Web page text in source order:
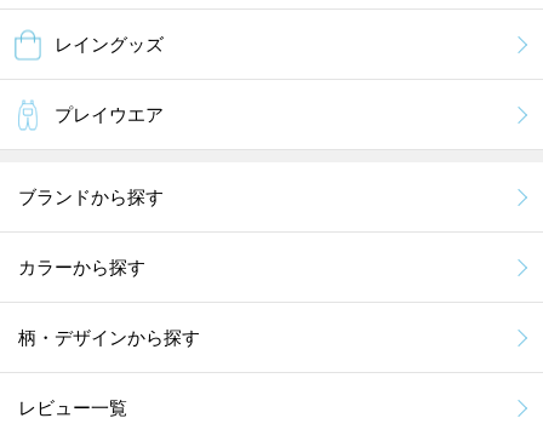
レイングッズ
プレイウエア
ブランドから探す
カラーから探す
柄・デザインから探す
レビュー一覧